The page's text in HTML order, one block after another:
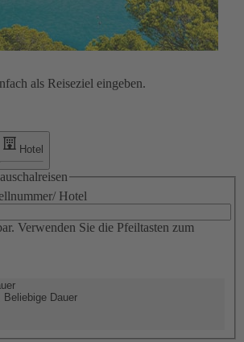
als Reiseziel eingeben.
Hotel
Hotel
Verwenden Sie die Pfeiltasten zum
Beliebige Dauer